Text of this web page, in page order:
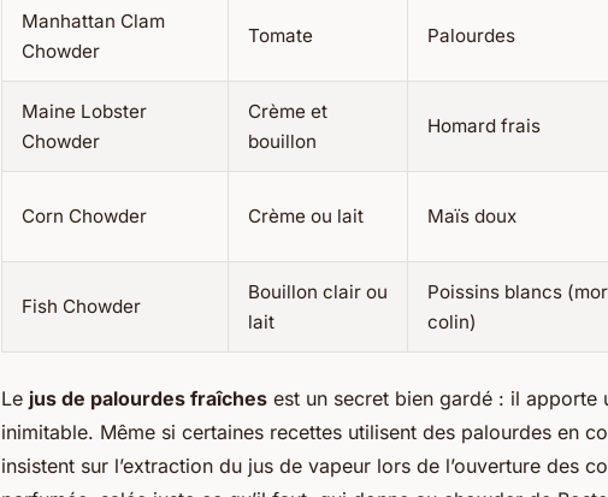
Manhattan Clam
Chowder
Tomate Palourdes
Maine Lobster
Chowder
Crème et
bouillon
Homard frais
Corn Chowder Crème ou lait Maïs doux
Fish Chowder
Bouillon clair ou
lait
Poissins blancs
colin)
Le jus de palourdes fraîches est un secret bien gardé : il apporte
inimitable. Même si certaines recettes utilisent des palourdes en
insistent sur l’extraction du jus de vapeur lors de l’ouverture des